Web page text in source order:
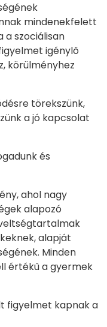
mindenekfelett
a szociálisan
igénylő
körülményhez
törekszünk,
a jó kapcsolat
és
ahol nagy
alapozó
alapját
Minden
értékű a gyermek
figyelmet kapnak a